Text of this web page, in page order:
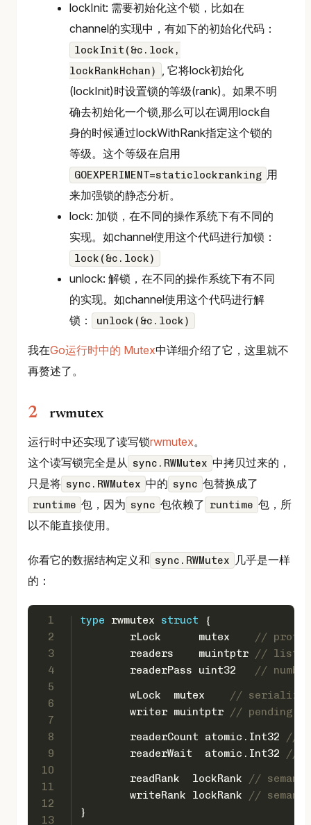
lockInit: 需要初始化这个锁，比如在
channel的实现中，有如下的初始化代码：
lockInit(&c.lock,
lockRankHchan)
, 它将lock初始化
(lockInit)时设置锁的等级(rank)。如果不明
确去初始化一个锁,那么可以在调用lock自
身的时候通过lockWithRank指定这个锁的
等级。这个等级在启用
GOEXPERIMENT=staticlockranking 用
来加强锁的静态分析。
lock: 加锁，在不同的操作系统下有不同的
实现。如channel使用这个代码进行加锁：
lock(&c.lock)
unlock: 解锁，在不同的操作系统下有不同
的实现。如channel使用这个代码进行解
锁：
unlock(&c.lock)
我在Go运行时中的 Mutex中详细介绍了它，这里就不
再赘述了。
rwmutex
运行时中还实现了读写锁rwmutex。
这个读写锁完全是从 sync.RWMutex 中拷贝过来的，
只是将 sync.RWMutex 中的 sync 包替换成了
runtime 包，因为 sync 包依赖了 runtime 包，所
以不能直接使用。
你看它的数据结构定义和 sync.RWMutex 几乎是一样
的：
1
2
3
4
5
6
7
8
9
10
11
12
13
type rwmutex struct {
	rLock      mutex
//
	readers    muintptr
// list of
	readerPass
uint32
//
	wLock  mutex
//
	writer muintptr
// pending
	readerCount atomic.Int32
//
	readerWait  atomic.Int32
//
	readRank  lockRank
//
	writeRank lockRank
//
}